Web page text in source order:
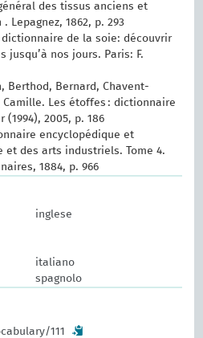
des tissus anciens et
Lepagnez, 1862, p. 293
dictionnaire de la soie: découvrir
jusqu’à nos jours. Paris: F.
Berthod, Bernard, Chavent-
Camille. Les étoffes : dictionnaire
(1994), 2005, p. 186
encyclopédique et
et des arts industriels. Tome 4.
1884, p. 966
inglese
italiano
spagnolo
111